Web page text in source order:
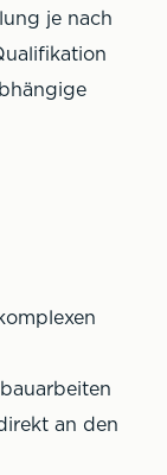
je nach
an den